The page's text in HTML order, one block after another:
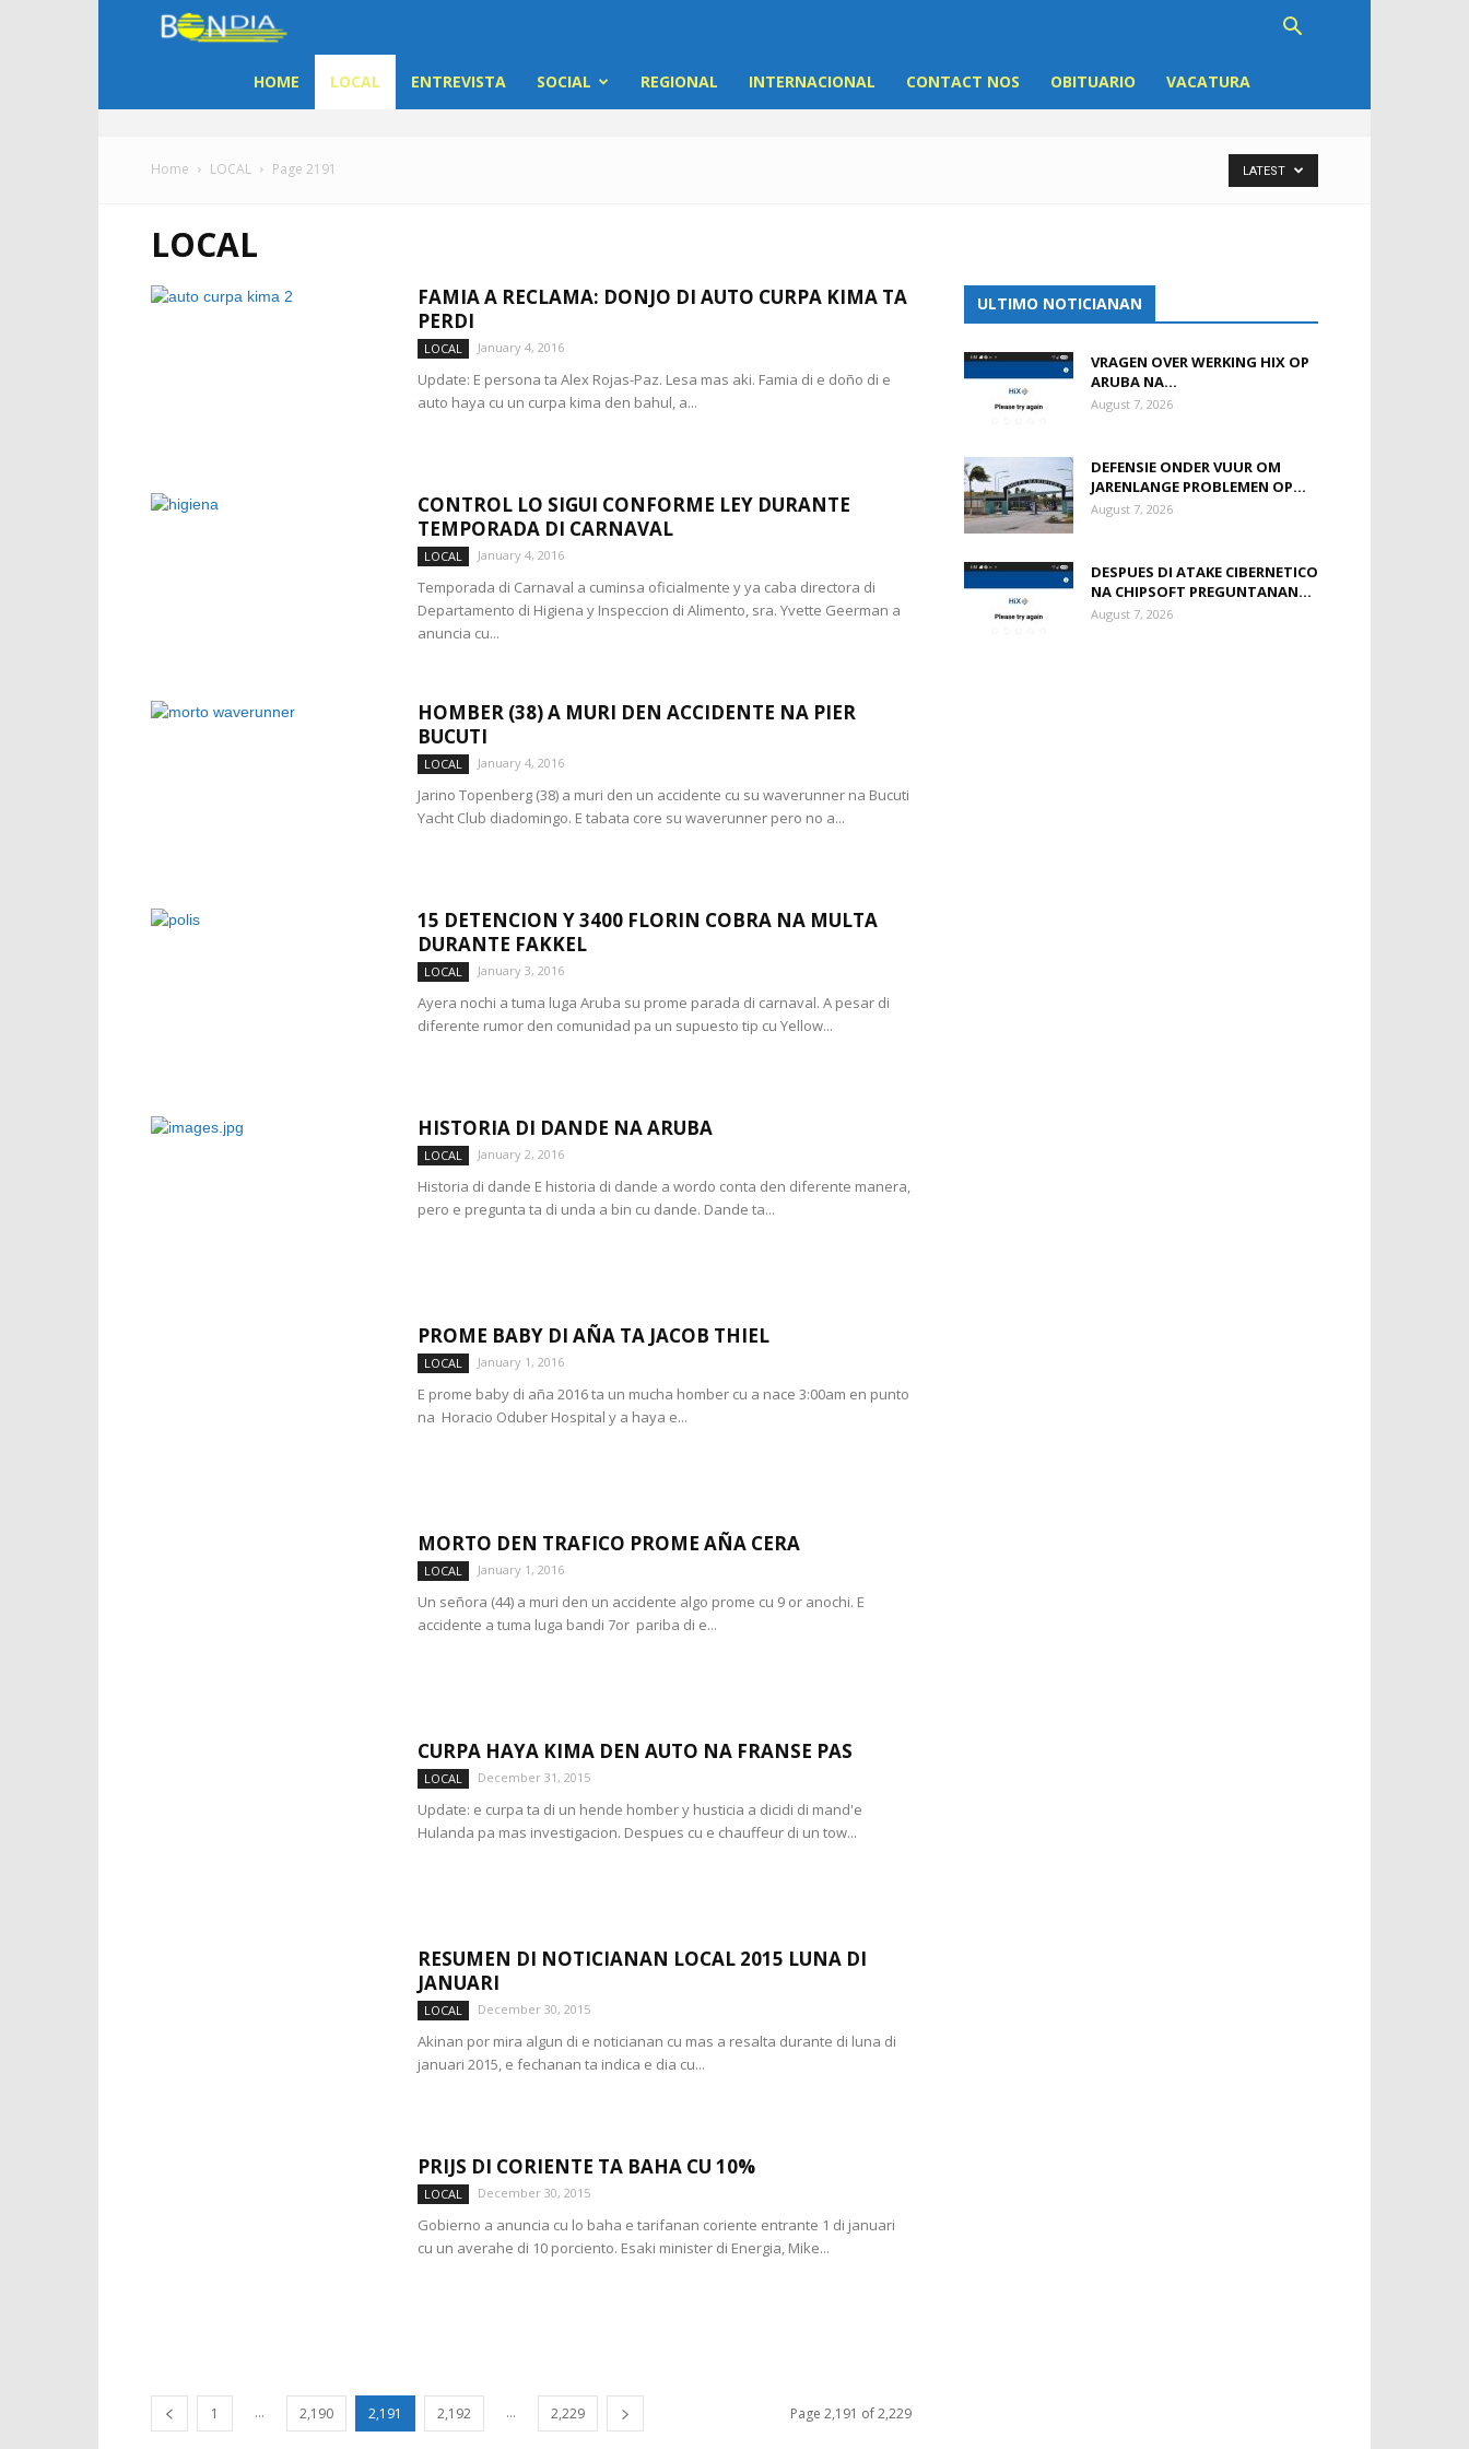
Dia
HOME LOCAL ENTREVISTA SOCIAL REGIONAL INTERNACIONAL CONTACT NOS OBITUARIO VACATURA
Home LOCAL Page 2191 LATEST
LOCAL
FAMIA A RECLAMA: DONJO DI AUTO CURPA KIMA TA
PERDI
LOCAL January 4, 2016
Update: E persona ta Alex Rojas-Paz. Lesa mas aki. Famia di e doño di e
auto haya cu un curpa kima den bahul, a...
CONTROL LO SIGUI CONFORME LEY DURANTE
TEMPORADA DI CARNAVAL
LOCAL January 4, 2016
Temporada di Carnaval a cuminsa oficialmente y ya caba directora di
Departamento di Higiena y Inspeccion di Alimento, sra. Yvette Geerman a
anuncia cu...
HOMBER (38) A MURI DEN ACCIDENTE NA PIER
BUCUTI
LOCAL January 4, 2016
Jarino Topenberg (38) a muri den un accidente cu su waverunner na Bucuti
Yacht Club diadomingo. E tabata core su waverunner pero no a...
15 DETENCION Y 3400 FLORIN COBRA NA MULTA
DURANTE FAKKEL
LOCAL January 3, 2016
Ayera nochi a tuma luga Aruba su prome parada di carnaval. A pesar di
diferente rumor den comunidad pa un supuesto tip cu Yellow...
HISTORIA DI DANDE NA ARUBA
LOCAL January 2, 2016
Historia di dande E historia di dande a wordo conta den diferente manera,
pero e pregunta ta di unda a bin cu dande. Dande ta...
PROME BABY DI AÑA TA JACOB THIEL
LOCAL January 1, 2016
E prome baby di aña 2016 ta un mucha homber cu a nace 3:00am en punto
na Horacio Oduber Hospital y a haya e...
MORTO DEN TRAFICO PROME AÑA CERA
LOCAL January 1, 2016
Un señora (44) a muri den un accidente algo prome cu 9 or anochi. E
accidente a tuma luga bandi 7or pariba di e...
CURPA HAYA KIMA DEN AUTO NA FRANSE PAS
LOCAL December 31, 2015
Update: e curpa ta di un hende homber y husticia a dicidi di mand'e
Hulanda pa mas investigacion. Despues cu e chauffeur di un tow...
RESUMEN DI NOTICIANAN LOCAL 2015 LUNA DI
JANUARI
LOCAL December 30, 2015
Akinan por mira algun di e noticianan cu mas a resalta durante di luna di
januari 2015, e fechanan ta indica e dia cu...
PRIJS DI CORIENTE TA BAHA CU 10%
LOCAL December 30, 2015
Gobierno a anuncia cu lo baha e tarifanan coriente entrante 1 di januari
cu un averahe di 10 porciento. Esaki minister di Energia, Mike...
1 ... 2,190 2,191 2,192 ... 2,229 Page 2,191 of 2,229
ULTIMO NOTICIANAN
VRAGEN OVER WERKING HIX OP
ARUBA NA...
August 7, 2026
DEFENSIE ONDER VUUR OM
JARENLANGE PROBLEMEN OP...
August 7, 2026
DESPUES DI ATAKE CIBERNETICO
NA CHIPSOFT PREGUNTANAN...
August 7, 2026